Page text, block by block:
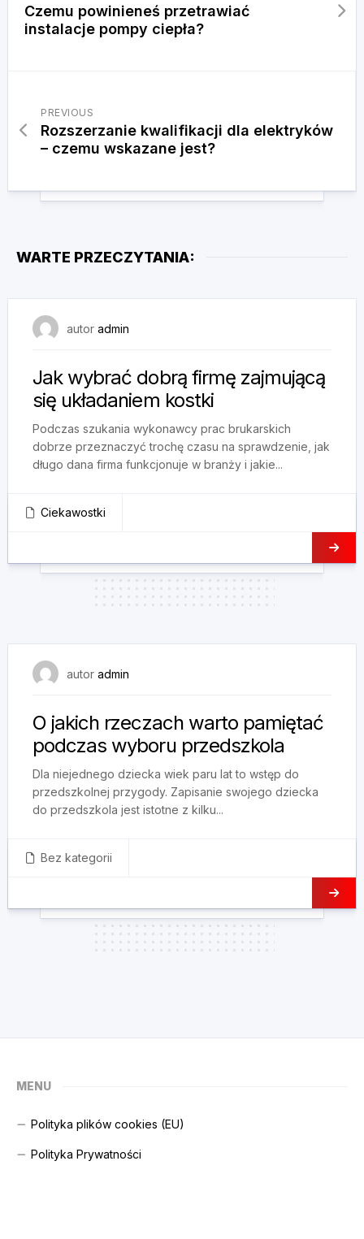
Czemu powinieneś przetrawiać
instalacje pompy ciepła?
PREVIOUS
Rozszerzanie kwalifikacji dla elektryków
– czemu wskazane jest?
WARTE PRZECZYTANIA:
autor admin
Jak wybrać dobrą firmę zajmującą
się układaniem kostki
Podczas szukania wykonawcy prac brukarskich
dobrze przeznaczyć trochę czasu na sprawdzenie, jak
długo dana firma funkcjonuje w branży i jakie...
Ciekawostki
autor admin
O jakich rzeczach warto pamiętać
podczas wyboru przedszkola
Dla niejednego dziecka wiek paru lat to wstęp do
przedszkolnej przygody. Zapisanie swojego dziecka
do przedszkola jest istotne z kilku...
Bez kategorii
MENU
Polityka plików cookies (EU)
Polityka Prywatności